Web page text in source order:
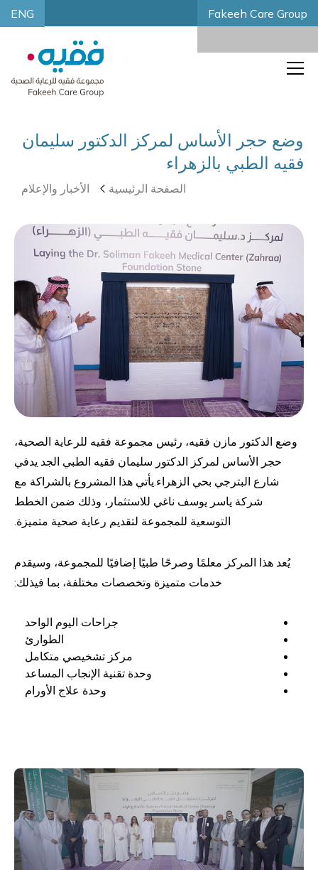
Fakeeh Care Group
ENG
وضع حجر الأساس لمركز الدكتور سليمان
فقيه الطبي بالزهراء
الصفحة الرئيسية الأخبار والإعلام
وضع الدكتور مازن فقيه، رئيس مجموعة فقيه للرعاية الصحية،
حجر الأساس لمركز الدكتور سليمان فقيه الطبي الجد يدفي
شارع البترجي بحي الزهراء.يأتي هذا المشروع بالشراكة مع
شركة ياسر يوسف ناغي للاستثمار، وذلك ضمن الخطط
التوسعية للمجموعة لتقديم رعاية صحية متميزة.
يُعد هذا المركز معلمًا وصرحًا طبيًا إضافيًا للمجموعة، وسيقدم
خدمات متميزة وتخصصات مختلفة، بما فيذلك:
جراحات اليوم الواحد
الطوارئ
مركز تشخيصي متكامل
وحدة تقنية الإنجاب المساعد
وحدة علاج الأورام